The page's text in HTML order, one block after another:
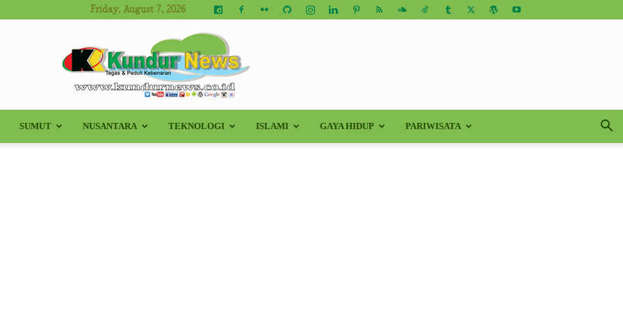
Friday, August 7, 2026
Kundur
SUMUT NUSANTARA TEKNOLOGI ISLAMI GAYA HIDUP PARIWISATA